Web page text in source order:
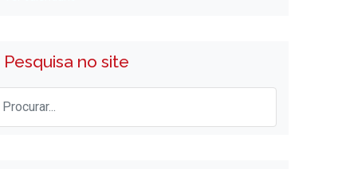
Pesquisa no site